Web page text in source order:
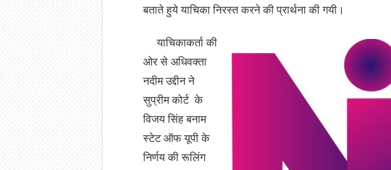
बताते हुये याचिका निरस्त करने की प्रार्थना की गयी।
याचिकाकर्ता की
ओर से अधिवक्ता
नदीम उद्दीन ने
सुप्रीम कोर्ट के
विजय सिंह बनाम
स्टेट ऑफ यूपी के
निर्णय की रूलिंग